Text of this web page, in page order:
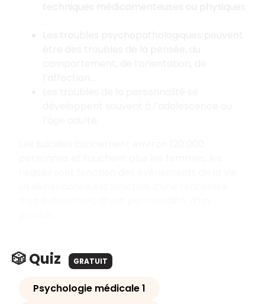
🎲 Quiz GRATUIT
Psychologie médicale 1